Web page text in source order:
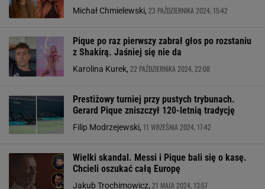
Michał Chmielewski, 23 PAŹDZIERNIKA 2024, 15:42
Pique po raz pierwszy zabrał głos po rozstaniu
z Shakirą. Jaśniej się nie da
Karolina Kurek, 22 PAŹDZIERNIKA 2024, 22:08
Prestiżowy turniej przy pustych trybunach.
Gerard Pique zniszczył 120-letnią tradycję
Filip Modrzejewski, 11 WRZEŚNIA 2024, 17:42
Wielki skandal. Messi i Pique bali się o kasę.
Chcieli oszukać całą Europę
Jakub Trochimowicz, 21 MAJA 2024, 13:57